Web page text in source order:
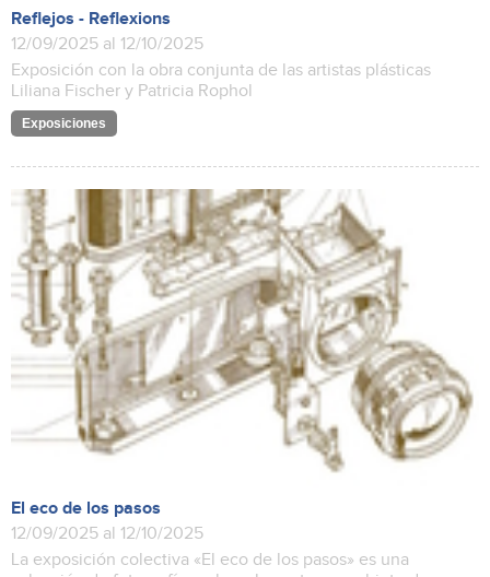
Reflejos - Reflexions
12/09/2025 al 12/10/2025
Exposición con la obra conjunta de las artistas plásticas
Liliana Fischer y Patricia Rophol
Exposiciones
El eco de los pasos
12/09/2025 al 12/10/2025
La exposición colectiva «El eco de los pasos» es una